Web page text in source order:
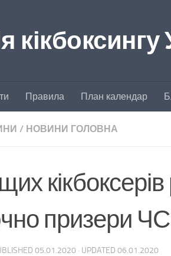
Правила План календар
/ НОВИНИ ГОЛОВНА
кікбоксерів
призери
05.01.2020 · UPDATED 06.01.2020